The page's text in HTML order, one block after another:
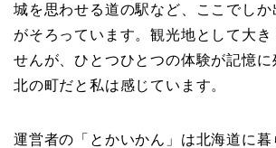
城を思わせる道の駅など、ここでしか
がそろっています。観光地として大き
せんが、ひとつひとつの体験が記憶に
北の町だと私は感じています。
運営者の「とかいかん」は北海道に暮